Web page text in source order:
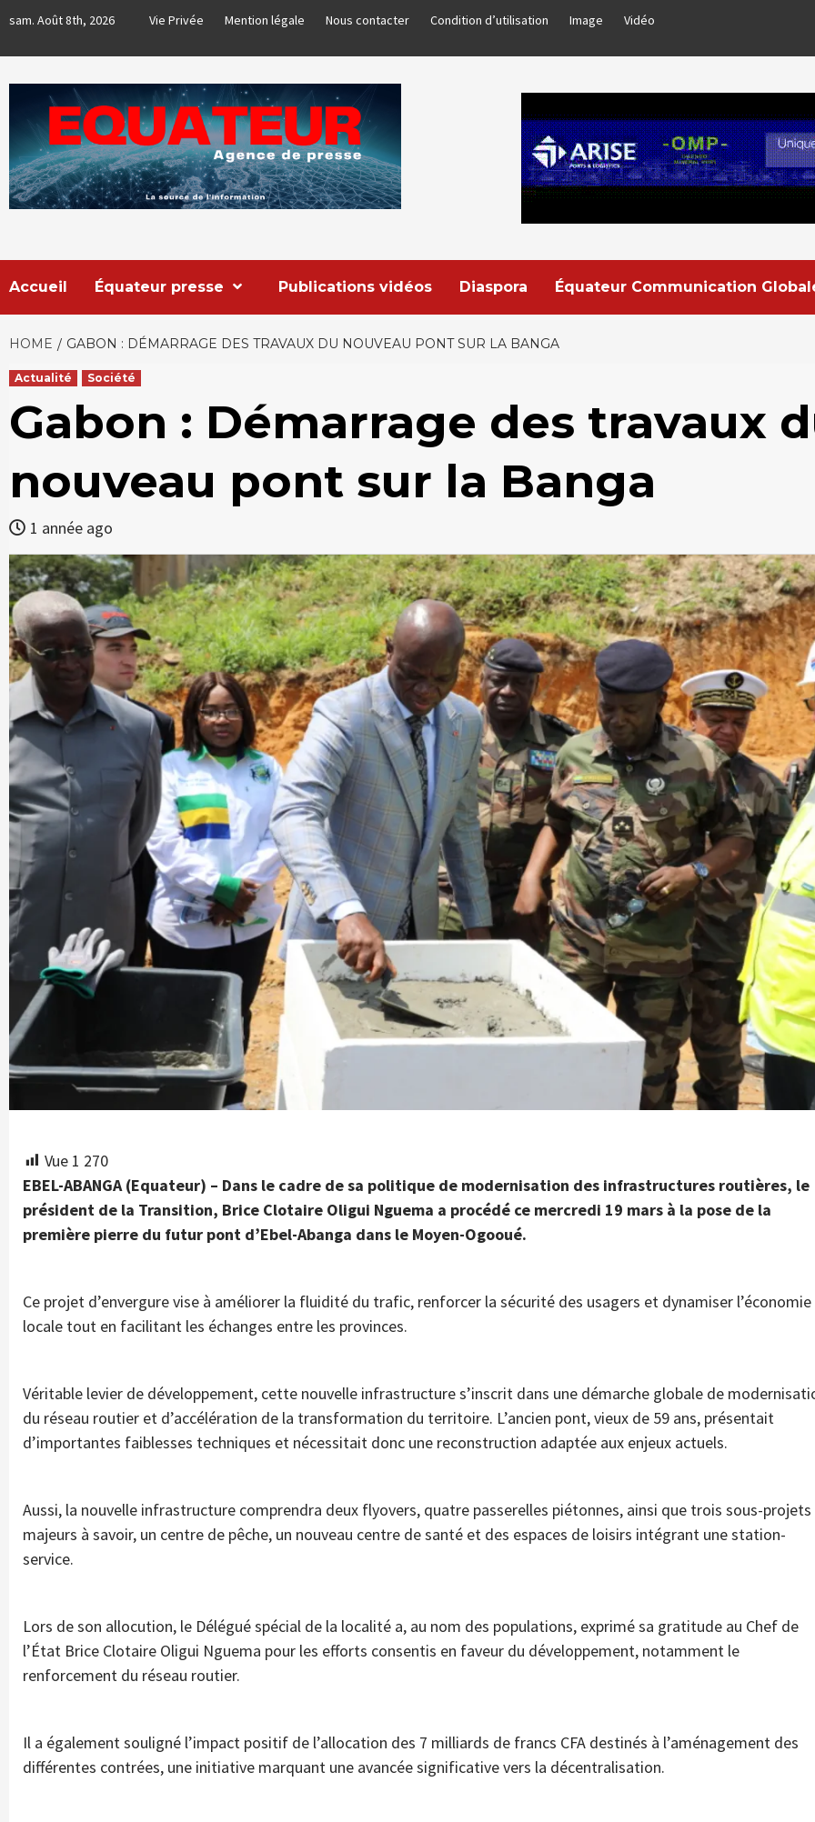
content
sam. Août 8th, 2026 Vie Privée Mention légale Nous contacter Condition d’utilisation Image Vidéo
EQUATEUR
Accueil Équateur presse Publications vidéos Diaspora Équateur Communication
HOME GABON : DÉMARRAGE DES TRAVAUX DU NOUVEAU PONT SUR LA BANGA
Actualité Société
Gabon : Démarrage des travaux
nouveau pont sur la Banga
1 année ago
Vue 1 270
EBEL-ABANGA (Equateur) – Dans le cadre de sa politique de modernisation des infrastructures routières, le
président de la Transition, Brice Clotaire Oligui Nguema a procédé ce mercredi 19 mars à la pose de la
première pierre du futur pont d’Ebel-Abanga dans le Moyen-Ogooué.
Ce projet d’envergure vise à améliorer la fluidité du trafic, renforcer la sécurité des usagers et dynamiser l’économie
locale tout en facilitant les échanges entre les provinces.
Véritable levier de développement, cette nouvelle infrastructure s’inscrit dans une démarche globale de
du réseau routier et d’accélération de la transformation du territoire. L’ancien pont, vieux de 59 ans, présentait
d’importantes faiblesses techniques et nécessitait donc une reconstruction adaptée aux enjeux actuels.
Aussi, la nouvelle infrastructure comprendra deux flyovers, quatre passerelles piétonnes, ainsi que trois sous-projets
majeurs à savoir, un centre de pêche, un nouveau centre de santé et des espaces de loisirs intégrant une station-
service.
Lors de son allocution, le Délégué spécial de la localité a, au nom des populations, exprimé sa gratitude au Chef de
l’État Brice Clotaire Oligui Nguema pour les efforts consentis en faveur du développement, notamment le
renforcement du réseau routier.
Il a également souligné l’impact positif de l’allocation des 7 milliards de francs CFA destinés à l’aménagement des
différentes contrées, une initiative marquant une avancée significative vers la décentralisation.